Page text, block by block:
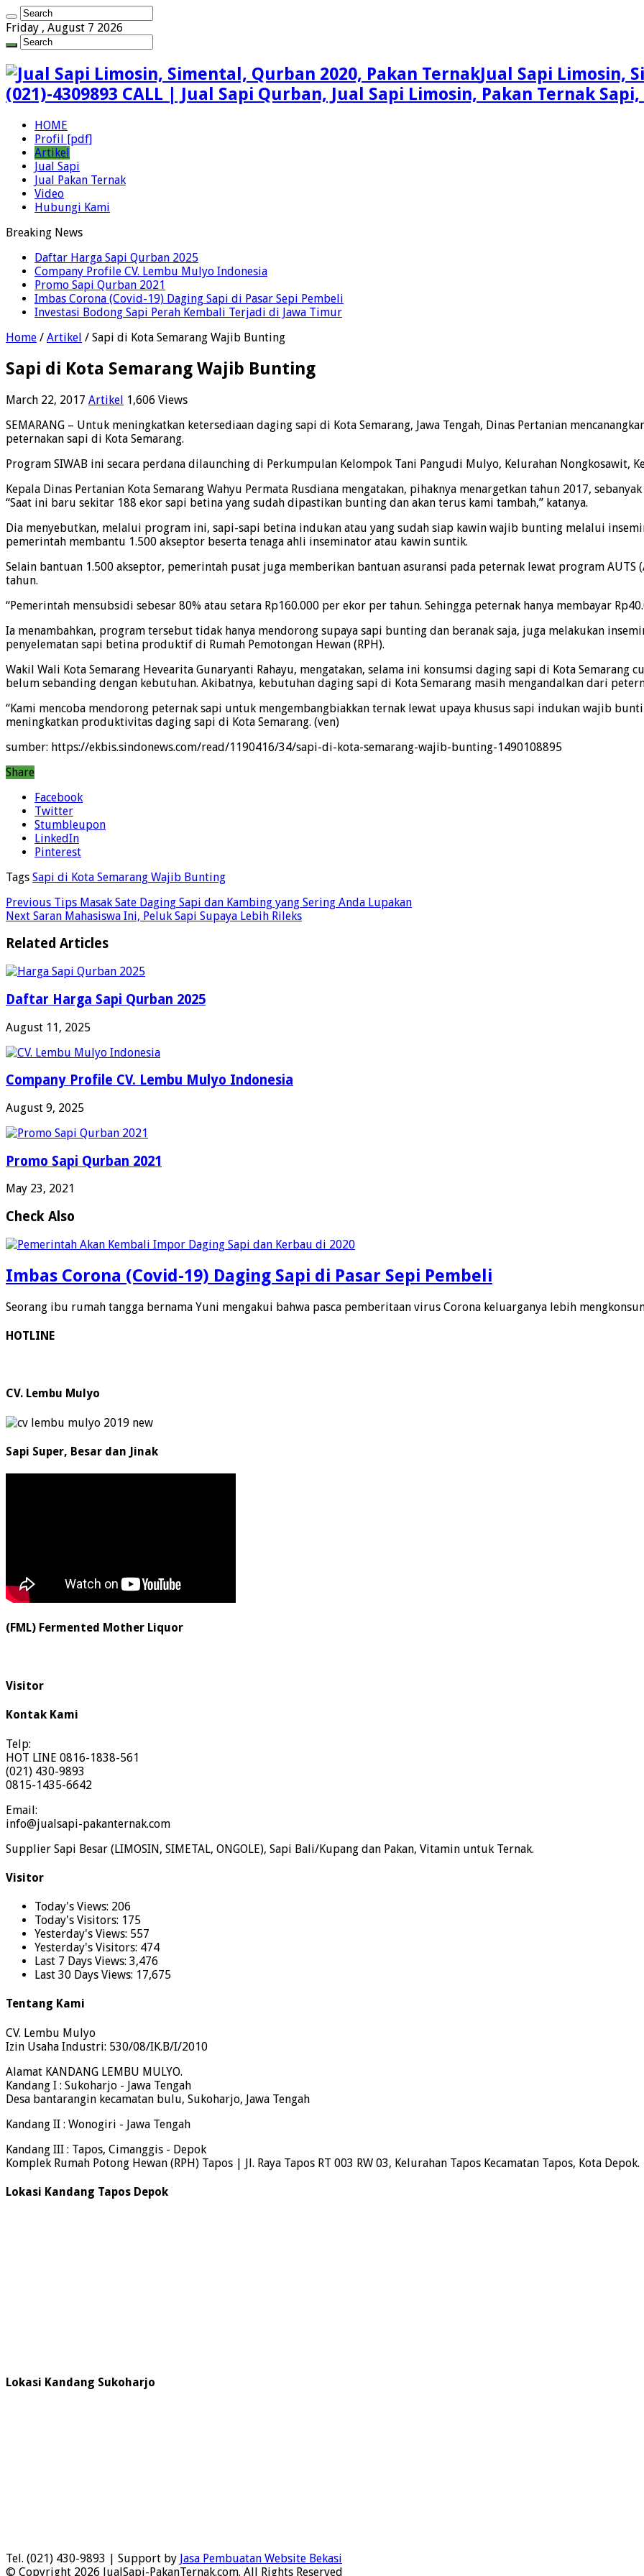
Friday , August 7 2026
Jual Sapi Limosin,
(021)-4309893 CALL | Jual Sapi Qurban, Jual Sapi Limosin, Pakan Ternak
HOME
Profil [pdf]
Artikel
Jual Sapi
Jual Pakan Ternak
Video
Hubungi Kami
Breaking News
Daftar Harga Sapi Qurban 2025
Company Profile CV. Lembu Mulyo Indonesia
Promo Sapi Qurban 2021
Imbas Corona (Covid-19) Daging Sapi di Pasar Sepi Pembeli
Investasi Bodong Sapi Perah Kembali Terjadi di Jawa Timur
Home / Artikel / Sapi di Kota Semarang Wajib Bunting
Sapi di Kota Semarang Wajib Bunting
March 22, 2017 Artikel 1,606 Views
SEMARANG – Untuk meningkatkan ketersediaan daging sapi di Kota Semarang, Jawa Tengah, Dinas Pertanian
peternakan sapi di Kota Semarang.
Program SIWAB ini secara perdana dilaunching di Perkumpulan Kelompok Tani Pangudi Mulyo, Kelurahan Nongkosawit,
Kepala Dinas Pertanian Kota Semarang Wahyu Permata Rusdiana mengatakan, pihaknya menargetkan tahun 2017,
“Saat ini baru sekitar 188 ekor sapi betina yang sudah dipastikan bunting dan akan terus kami tambah,” katanya.
Dia menyebutkan, melalui program ini, sapi-sapi betina indukan atau yang sudah siap kawin wajib bunting melalui
pemerintah membantu 1.500 akseptor beserta tenaga ahli inseminator atau kawin suntik.
Selain bantuan 1.500 akseptor, pemerintah pusat juga memberikan bantuan asuransi pada peternak lewat program AUTS
tahun.
“Pemerintah mensubsidi sebesar 80% atau setara Rp160.000 per ekor per tahun. Sehingga peternak hanya membayar
Ia menambahkan, program tersebut tidak hanya mendorong supaya sapi bunting dan beranak saja, juga melakukan
penyelematan sapi betina produktif di Rumah Pemotongan Hewan (RPH).
Wakil Wali Kota Semarang Hevearita Gunaryanti Rahayu, mengatakan, selama ini konsumsi daging sapi di Kota Semarang
belum sebanding dengan kebutuhan. Akibatnya, kebutuhan daging sapi di Kota Semarang masih mengandalkan dari
“Kami mencoba mendorong peternak sapi untuk mengembangbiakkan ternak lewat upaya khusus sapi indukan wajib
meningkatkan produktivitas daging sapi di Kota Semarang. (ven)
sumber: https://ekbis.sindonews.com/read/1190416/34/sapi-di-kota-semarang-wajib-bunting-1490108895
Share
Facebook
Twitter
Stumbleupon
LinkedIn
Pinterest
Tags Sapi di Kota Semarang Wajib Bunting
Previous Tips Masak Sate Daging Sapi dan Kambing yang Sering Anda Lupakan
Next Saran Mahasiswa Ini, Peluk Sapi Supaya Lebih Rileks
Related Articles
Daftar Harga Sapi Qurban 2025
August 11, 2025
Company Profile CV. Lembu Mulyo Indonesia
August 9, 2025
Promo Sapi Qurban 2021
May 23, 2021
Check Also
Imbas Corona (Covid-19) Daging Sapi di Pasar Sepi Pembeli
Seorang ibu rumah tangga bernama Yuni mengakui bahwa pasca pemberitaan virus Corona keluarganya lebih
HOTLINE
CV. Lembu Mulyo
Sapi Super, Besar dan Jinak
(FML) Fermented Mother Liquor
Visitor
Kontak Kami
Telp:
HOT LINE 0816-1838-561
(021) 430-9893
0815-1435-6642
Email:
info@jualsapi-pakanternak.com
Supplier Sapi Besar (LIMOSIN, SIMETAL, ONGOLE), Sapi Bali/Kupang dan Pakan, Vitamin untuk Ternak.
Visitor
Today's Views: 206
Today's Visitors: 175
Yesterday's Views: 557
Yesterday's Visitors: 474
Last 7 Days Views: 3,476
Last 30 Days Views: 17,675
Tentang Kami
CV. Lembu Mulyo
Izin Usaha Industri: 530/08/IK.B/I/2010
Alamat KANDANG LEMBU MULYO.
Kandang I : Sukoharjo - Jawa Tengah
Desa bantarangin kecamatan bulu, Sukoharjo, Jawa Tengah
Kandang II : Wonogiri - Jawa Tengah
Kandang III : Tapos, Cimanggis - Depok
Komplek Rumah Potong Hewan (RPH) Tapos | Jl. Raya Tapos RT 003 RW 03, Kelurahan Tapos Kecamatan Tapos, Kota Depok.
Lokasi Kandang Tapos Depok
Lokasi Kandang Sukoharjo
Tel. (021) 430-9893 | Support by Jasa Pembuatan Website Bekasi
© Copyright 2026 JualSapi-PakanTernak.com. All Rights Reserved